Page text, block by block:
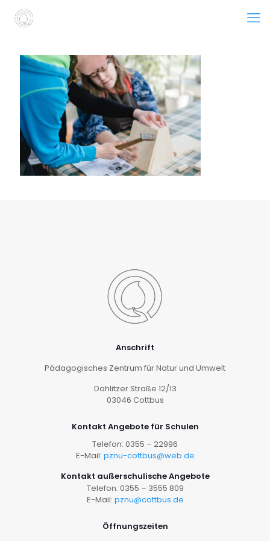
Anschrift
Pädagogisches Zentrum für Natur und Umwelt
Dahlitzer Straße 12/13
03046 Cottbus
Kontakt Angebote für Schulen
Telefon: 0355 – 22996
E-Mail: pznu-cottbus@web.de
Kontakt außerschulische Angebote
Telefon: 0355 – 3555 809
E-Mail: pznu@cottbus.de
Öffnungszeiten